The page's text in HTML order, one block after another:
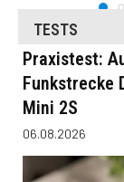
TESTS
Praxistest:
Funkstrecke
Mini 2S
06.08.2026